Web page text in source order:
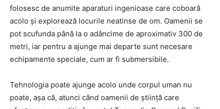
folosesc de anumite aparaturi ingenioase care coboară
acolo și explorează locurile neatinse de om. Oamenii se
pot scufunda până la o adâncime de aproximativ 300 de
metri, iar pentru a ajunge mai departe sunt necesare
echipamente speciale, cum ar fi submersibile.
Tehnologia poate ajunge acolo unde corpul uman nu
poate, așa că, atunci când oamenii de știință care